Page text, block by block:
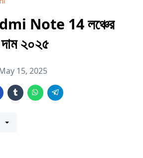
Note 14 লঞ্চের
দাম ২০২৫
15, 2025